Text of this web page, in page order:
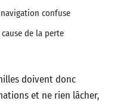
confuse
de la perte
doivent donc
et ne rien lâcher,